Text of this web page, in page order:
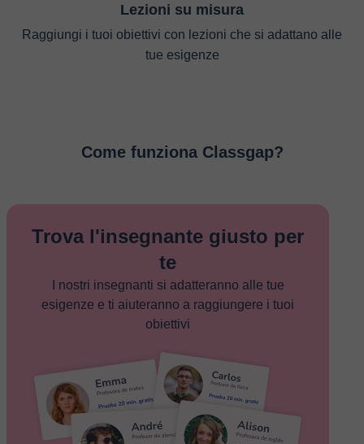
Lezioni su misura
Raggiungi i tuoi obiettivi con lezioni che si adattano alle
tue esigenze
Come funziona Classgap?
Trova l'insegnante giusto per
te
I nostri insegnanti si adatteranno alle tue
esigenze e ti aiuteranno a raggiungere i tuoi
obiettivi